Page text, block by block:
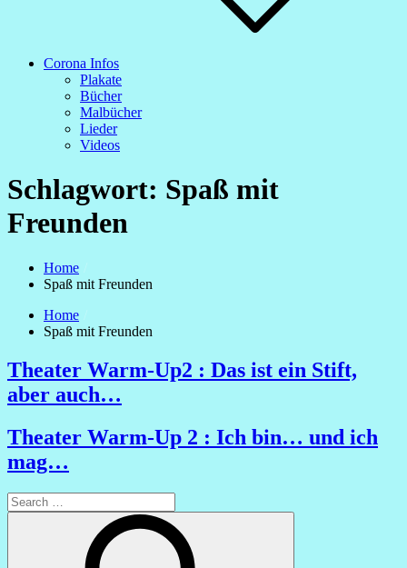
Corona Infos
Plakate
Bücher
Malbücher
Lieder
Videos
Schlagwort: Spaß mit
Freunden
Home
Spaß mit Freunden
Home
Spaß mit Freunden
Theater Warm-Up2 : Das ist ein Stift,
aber auch…
Theater Warm-Up 2 : Ich bin… und ich
mag…
Search
for: